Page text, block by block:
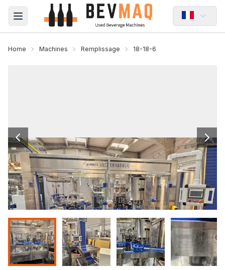
Open main menu
Home Machines Remplissage 18-18-6